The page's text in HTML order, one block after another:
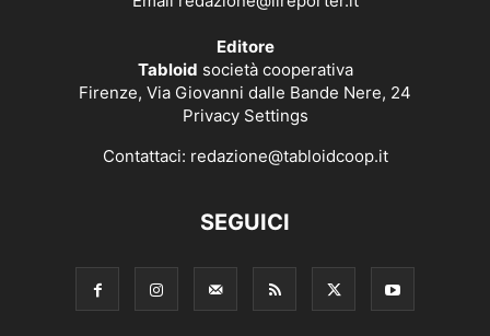
Editore
Tabloid società cooperativa
Firenze, Via Giovanni dalle Bande Nere, 24
Privacy Settings
Contattaci: redazione@tabloidcoop.it
SEGUICI